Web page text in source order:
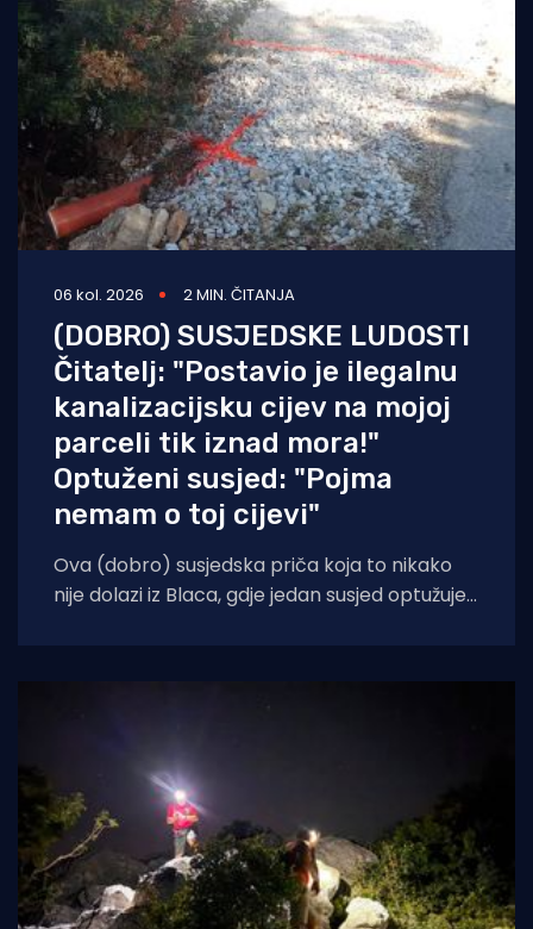
06 kol. 2026 2 MIN. ČITANJA
(DOBRO) SUSJEDSKE LUDOSTI
Čitatelj: "Postavio je ilegalnu
kanalizacijsku cijev na mojoj
parceli tik iznad mora!"
Optuženi susjed: "Pojma
nemam o toj cijevi"
Ova (dobro) susjedska priča koja to nikako
nije dolazi iz Blaca, gdje jedan susjed optužuje